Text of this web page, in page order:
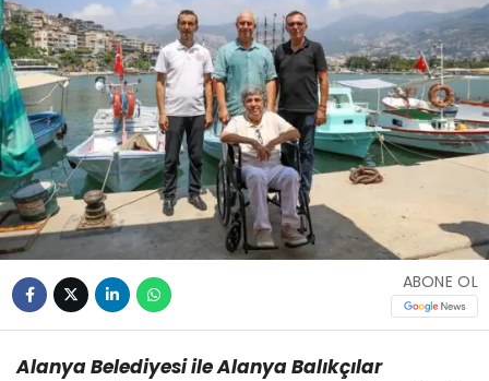
ABONE OL
Alanya Belediyesi ile Alanya Balıkçılar